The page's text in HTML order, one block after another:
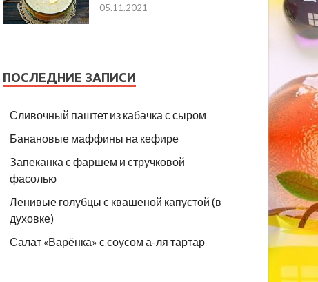
05.11.2021
ПОСЛЕДНИЕ ЗАПИСИ
Сливочный паштет из кабачка с сыром
Банановые маффины на кефире
Запеканка с фаршем и стручковой
фасолью
Ленивые голубцы с квашеной капустой (в
духовке)
Салат «Варёнка» с соусом а-ля тартар